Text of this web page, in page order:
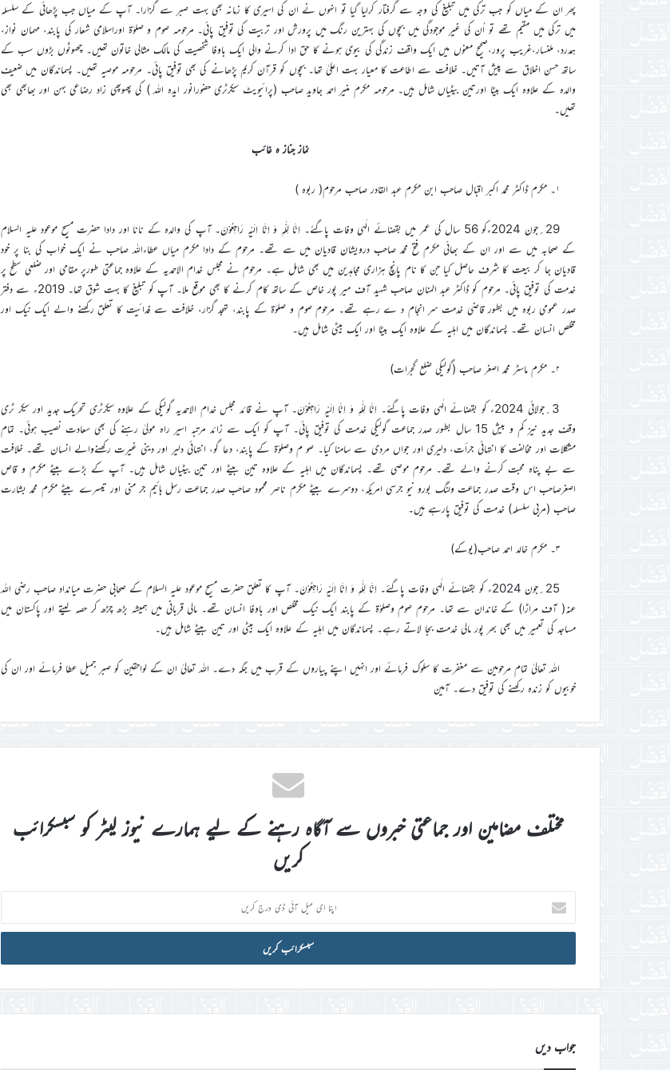
پھر ان کے میاں کو جب ترکی میں تبلیغ کی وجہ سے گرفتار کرلیا گیا تو انہوں نے ان کی اسیری کا زمانہ بھی بہت صبر سے گزارا۔ آپ کے میاں جب پڑھائی کے سلسلہ
میں ترکی میں مقیم تھے تو اُن کی غیر موجودگی میں بچوں کی بہترین رنگ میں پرورش اور تربیت کی توفیق پائی۔ مرحومہ صوم و صلوٰۃ اوراسلامی شعار کی پابند، مہمان نواز،
ہمدرد، ملنسار،غریب پرور،صحیح معنوں میں ایک واقف زندگی کی بیوی ہونے کا حق ادا کرنے والی ایک باوفا شخصیت کی مالک مثالی خاتون تھیں۔ چھوٹوں بڑوں سب کے
ساتھ حسن اخلاق سے پیش آتیں۔ خلافت سے اطاعت کا معیار بہت اعلیٰ تھا۔ بچوں کو قرآن کریم پڑھانے کی بھی توفیق پائی۔ مرحومہ موصیہ تھیں۔ پسماندگان میں ضعیف
والدہ کے علاوہ ایک بیٹا اورتین بیٹیاں شامل ہیں۔ مرحومہ مکرم منیر احمد جاوید صاحب (پرائیویٹ سیکرٹری حضورانور ایدہ اللہ ) کی پھوپھی زاد رضاعی بہن اور بھابھی بھی
تھیں۔
نماز جناز ہ غائب
۱۔ مکرم ڈاکٹر محمد اکبر اقبال صاحب ابن مکرم عبد القادر صاحب مرحوم( ربوہ )
29؍جون 2024ءکو 56 سال کی عمر میں بقضائے الٰہی وفات پاگئے۔ اِنَّا لِلّٰہِ وَ اِنَّا اِلَیْہِ رَاجِعُوْنَ۔ آپ کی والدہ کے نانا اور دادا حضرت مسیح موعود علیہ السلام
کے صحابہ میں سے اور ان کے بھائی مکرم فتح محمد صاحب درویشان قادیان میں سے تھے۔ مرحوم کے دادا مکرم میاں عطاءاللہ صاحب نے ایک خواب کی بنا پر خود
قادیان جا کر بیعت کا شرف حاصل کیا جن کا نام پانچ ہزاری مجاہدین میں بھی شامل ہے۔ مرحوم نے مجلس خدام الاحمدیہ کے علاوہ جماعتی طورپر مقامی اور ضلعی سطح پر
خدمت کی توفیق پائی۔ مرحوم کو ڈاکٹر عبد المنان صاحب شہید آف میر پور خاص کے ساتھ کام کرنے کا بھی موقع ملا۔ آپ کو تبلیغ کا بہت شوق تھا۔ 2019ء سے دفتر
صدر عمومی ربوہ میں بطور قاضی خدمت سر انجام د ے رہے تھے۔ مرحوم صوم و صلوٰۃ کے پابند، تہجد گزار، خلافت سے فدائیت کا تعلق رکھنے والے ایک نیک اور
مخلص انسان تھے۔ پسماندگان میں اہلیہ کے علاوہ ایک بیٹا اور ایک بیٹی شامل ہیں۔
۲۔ مکرم ماسٹر محمد اصغر صاحب (گولیکی ضلع گجرات)
3؍جولائی 2024ء کو بقضائے الٰہی وفات پاگئے۔ اِنَّا لِلّٰہِ وَ اِنَّا اِلَیْہِ رَاجِعُوْنَ۔ آپ نے قائد مجلس خدام الاحمدیہ گولیکی کے علاوہ سیکرٹری تحریک جدید اور سیکر ٹری
وقف جدید نیز کم و بیش 15 سال بطور صدر جماعت گولیکی خدمت کی توفیق پائی۔ آپ کو ایک سے زائد مرتبہ اسیر راہ مولیٰ رہنے کی بھی سعادت نصیب ہوئی۔ تمام
مشکلات اور مخالفت کا انتہائی جرأت، دلیری اور جواں مردی سے سامنا کیا۔ صو م وصلوٰۃ کے پابند، دعا گو، انتہائی دلیر اور دینی غیرت رکھنےوالے انسان تھے۔ خلافت
سے بے پناہ محبت کرنے والے تھے۔ مرحوم موصی تھے۔ پسماندگان میں اہلیہ کے علاوہ تین بیٹے اور تین بیٹیاں شامل ہیں۔ آپ کے بڑے بیٹے مکرم و قاص
اصغرصاحب اس وقت صدر جماعت ولنگ بورو نیو جرسی امریکہ، دوسرے بیٹے مکرم ناصر محمود صاحب صدر جماعت رسل ہائیم جر منی اور تیسرے بیٹے مکرم محمد بشارت
صاحب (مربی سلسلہ) خدمت کی توفیق پارہے ہیں۔
۳۔ مکرم خالد احمد صاحب(یوکے)
25؍جون 2024ء کو بقضائے الٰہی وفات پاگئے۔ اِنَّا لِلّٰہِ وَ اِنَّا اِلَیْہِ رَاجِعُوْنَ۔ آپ کا تعلق حضرت مسیح موعود علیہ السلام کے صحابی حضرت میانداد صاحب رضی اللہ
عنہ( آف مراڑا) کے خاندان سے تھا۔ مرحوم صوم وصلوٰۃ کے پابند ایک نیک مخلص اور باوفا انسان تھے۔ مالی قربانی میں ہمیشہ بڑھ چڑھ کر حصہ لیتے اور پاکستان میں
مساجد کی تعمیر میں بھی بھر پور مالی خدمت بجا لاتے رہے۔ پسماندگان میں اہلیہ کے علاوہ ایک بیٹی اور تین بیٹے شامل ہیں۔
اللہ تعالیٰ تمام مرحومین سے مغفرت کا سلوک فرمائے اور انہیں اپنے پیاروں کے قرب میں جگہ دے۔ اللہ تعالیٰ ان کے لواحقین کو صبر جمیل عطا فرمائے اور ان کی
خوبیوں کو زندہ رکھنے کی توفیق دے۔ آمین
مختلف مضامین اور جماعتی خبروں سے آگاہ رہنے کے لیے ہمارے نیوز لیٹر کو سبسکرائب
کریں
اپنا
ای
میل
ڈی
جواب دیں